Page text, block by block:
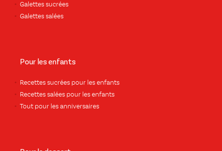
Galettes sucrées
Galettes salées
Pour les enfants
Recettes sucrées pour les enfants
Recettes salées pour les enfants
Tout pour les anniversaires